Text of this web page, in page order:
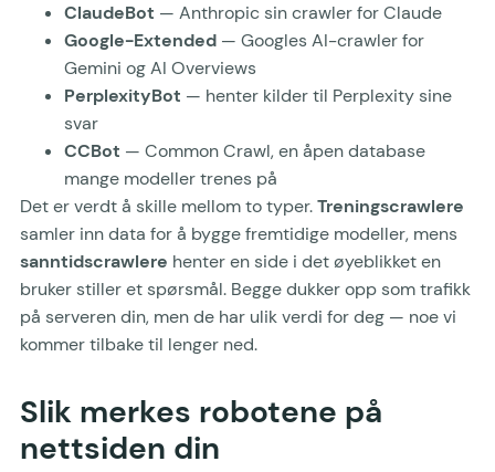
ClaudeBot — Anthropic sin crawler for Claude
Google-Extended — Googles AI-crawler for
Gemini og AI Overviews
PerplexityBot — henter kilder til Perplexity sine
svar
CCBot — Common Crawl, en åpen database
mange modeller trenes på
Det er verdt å skille mellom to typer.Treningscrawlere
samler inn data for å bygge fremtidige modeller, mens
sanntidscrawlere henter en side i det øyeblikket en
bruker stiller et spørsmål. Begge dukker opp som trafikk
på serveren din, men de har ulik verdi for deg — noe vi
kommer tilbake til lenger ned.
Slik merkes robotene på
nettsiden din